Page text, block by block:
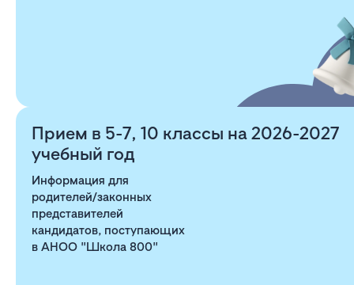
Прием в 5-7, 10 классы на 2026-2027
учебный год
Информация для
родителей/законных
представителей
кандидатов, поступающих
в АНОО "Школа 800"